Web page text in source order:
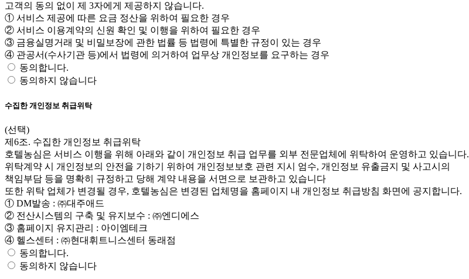
고객의 동의 없이 제 3자에게 제공하지 않습니다.
① 서비스 제공에 따른 요금 정산을 위하여 필요한 경우
② 서비스 이용계약의 신원 확인 및 이행을 위하여 필요한 경우
③ 금융실명거래 및 비밀보장에 관한 법률 등 법령에 특별한 규정이 있는 경우
④ 관공서(수사기관 등)에서 법령에 의거하여 업무상 개인정보를 요구하는 경우
동의합니다.
동의하지 않습니다
수집한 개인정보 취급위탁
(선택)
제6조. 수집한 개인정보 취급위탁
호텔농심은 서비스 이행을 위해 아래와 같이 개인정보 취급 업무를 외부 전문업체에 위탁하여 운영하고 있습니다.
위탁계약 시 개인정보의 안전을 기하기 위하여 개인정보보호 관련 지시 엄수, 개인정보 유출금지 및 사고시의
책임부담 등을 명확히 규정하고 당해 계약 내용을 서면으로 보관하고 있습니다
또한 위탁 업체가 변경될 경우, 호텔농심은 변경된 업체명을 홈페이지 내 개인정보 취급방침 화면에 공지합니다.
① DM발송 : ㈜대주애드
② 전산시스템의 구축 및 유지보수 : ㈜엔디에스
③ 홈페이지 유지관리 : 아이엠테크
④ 헬스센터 : ㈜현대휘트니스센터 동래점
동의합니다.
동의하지 않습니다